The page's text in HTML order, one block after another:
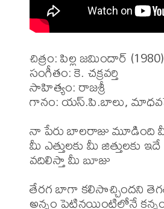
చిత్రం: పిల్ల జమిందార్ (1980)
సంగీతం: కె. చక్రవర్తి
సాహిత్యం: రాజశ్రీ
గానం: యస్.పి.బాలు,
నా పేరు బాలరాజు మూడింది
మీ ఎత్తులకు మీ జిత్తులకు
వదిలిస్తా మీ బూజు
తేరగ బాగా కలిసొచ్చిందని
అన్నం పెట్టినయింటిలోనే